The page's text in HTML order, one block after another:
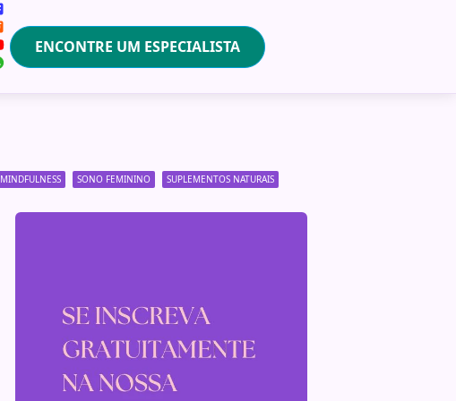
ENCONTRE UM ESPECIALISTA
MINDFULNESS SONO FEMININO
SUPLEMENTOS NATURAIS